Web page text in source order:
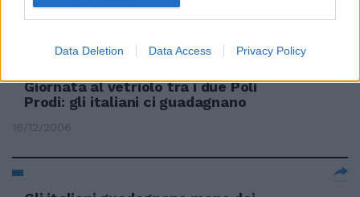
Data Deletion Data Access Privacy Policy
Giornata al vetriolo tra i due Poli
Prodi: gli italiani ci guadagnano
16/12/2006